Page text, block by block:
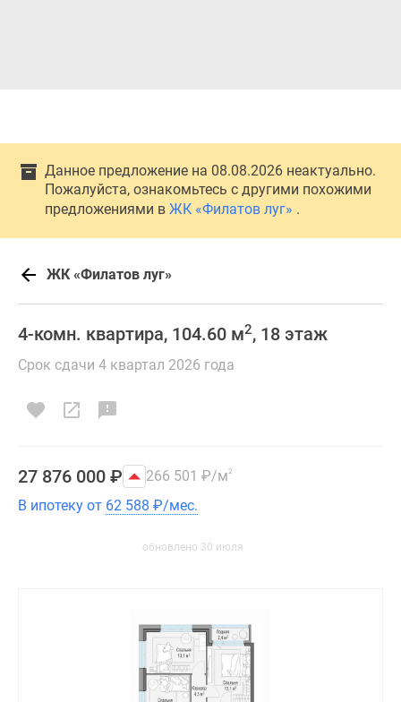
Данное предложение на 08.08.2026 неактуально.
Пожалуйста, ознакомьтесь с другими похожими
предложениями в ЖК «Филатов луг» .
ЖК «Филатов луг»
4-комн. квартира, 104.60 м2, 18 этаж
Срок сдачи 4 квартал 2026 года
27 876 000 ₽ 266 501 ₽/м2
В ипотеку от 62 588 ₽/мес.
обновлено 30 июля